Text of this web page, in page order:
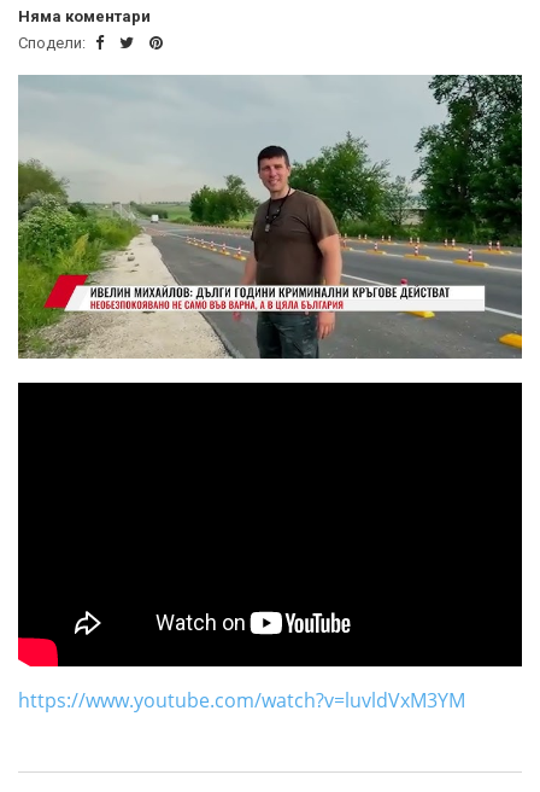
Няма коментари
Сподели:
https://www.youtube.com/watch?v=luvldVxM3YM